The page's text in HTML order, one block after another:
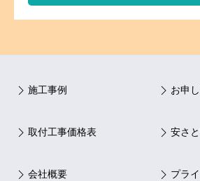
施工事例 お申
取付工事価格表 安さ
会社概要 プラ